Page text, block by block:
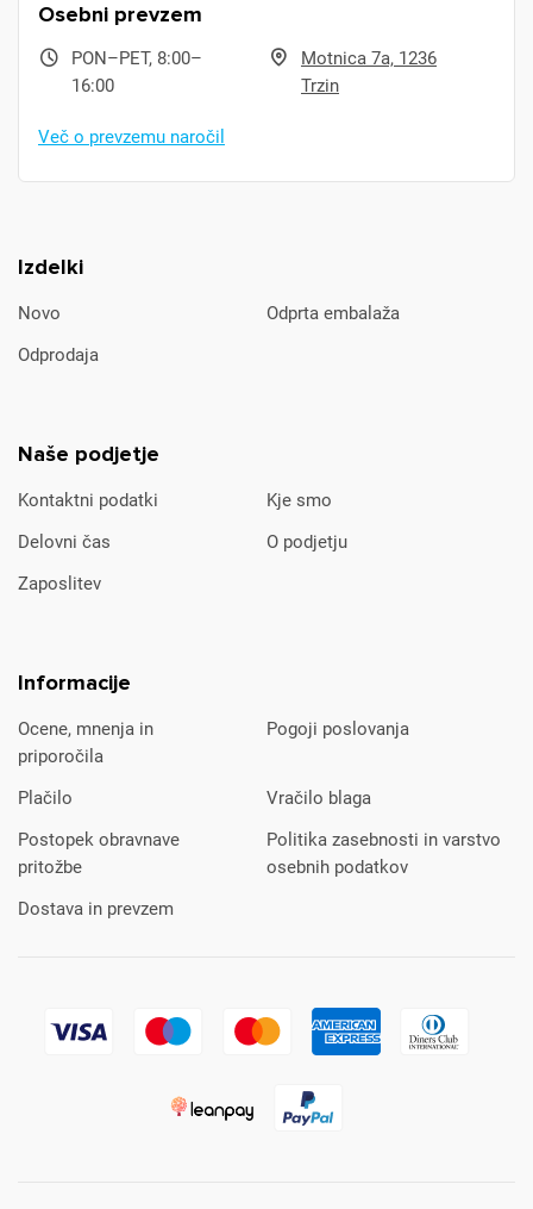
Izdelki
Novo
Odprta embalaža
Odprodaja
Naše podjetje
Kontaktni podatki
Kje smo
Delovni čas
O podjetju
Zaposlitev
Informacije
Ocene, mnenja in
priporočila
Pogoji poslovanja
Plačilo
Vračilo blaga
Postopek obravnave
pritožbe
Politika zasebnosti in varstvo
osebnih podatkov
Dostava in prevzem
Osebni prevzem
PON–PET, 8:00–
16:00
Motnica 7a, 1236
Trzin
Več o prevzemu naročil